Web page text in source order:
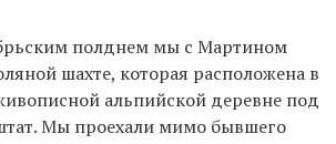
полднем мы с Мартином
шахте, которая расположена в
альпийской деревне под
Мы проехали мимо бывшего